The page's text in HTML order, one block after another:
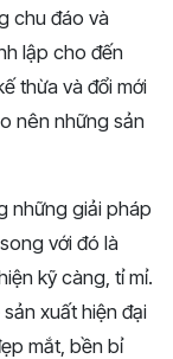
chu đáo và
lập cho đến
thừa và đổi mới
nên những sản
những giải pháp
với đó là
kỹ càng, tỉ mỉ.
xuất hiện đại
mắt, bền bỉ